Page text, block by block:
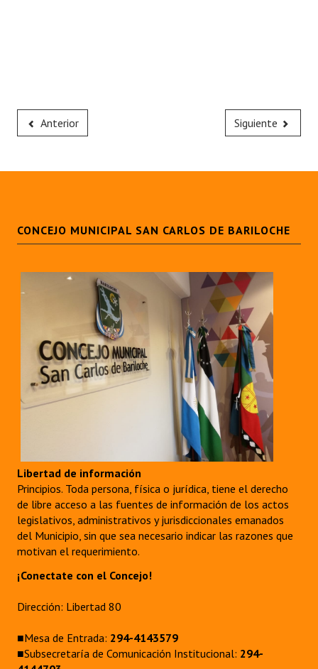
Anterior Siguiente
CONCEJO MUNICIPAL SAN CARLOS DE BARILOCHE
Libertad de información
Principios. Toda persona, física o jurídica, tiene el derecho
de libre acceso a las fuentes de información de los actos
legislativos, administrativos y jurisdiccionales emanados
del Municipio, sin que sea necesario indicar las razones que
motivan el requerimiento.
¡Conectate con el Concejo!
Dirección: Libertad 80
■Mesa de Entrada: 294-4143579
■Subsecretaría de Comunicación Institucional: 294-